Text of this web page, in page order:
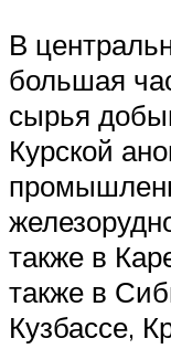
В
большая
сырья
Курской
также в
также в
Кузбассе,